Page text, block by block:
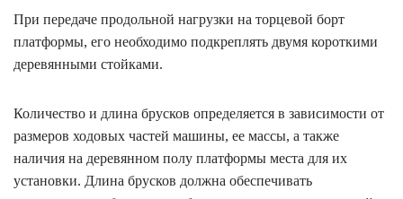
При передаче продольной нагрузки на торцевой борт
платформы, его необходимо подкреплять двумя короткими
деревянными стойками.
Количество и длина брусков определяется в зависимости от
размеров ходовых частей машины, ее массы, а также
наличия на деревянном полу платформы места для их
установки. Длина брусков должна обеспечивать